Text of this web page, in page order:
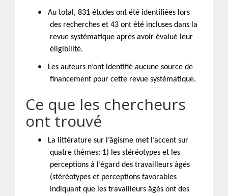
•
Au total, 831 études ont été identifiées lors
des recherches et 43 ont été incluses dans la
revue systématique après avoir évalué leur
éligibilité.
•
Les auteurs n’ont identifié aucune source de
financement pour cette revue systématique.
Ce que les chercheurs
ont trouvé
•
La littérature sur l’âgisme met l’accent sur
quatre thèmes: 1) les stéréotypes et les
perceptions à l’égard des travailleurs âgés
(stéréotypes et perceptions favorables
indiquant que les travailleurs âgés ont des